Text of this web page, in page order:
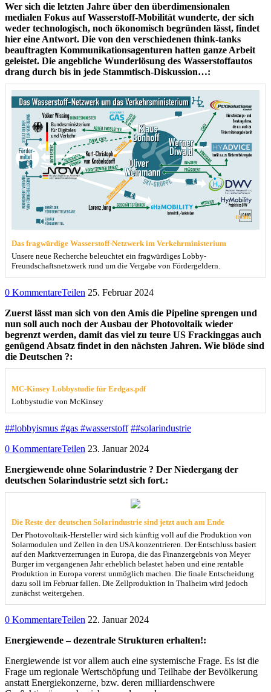
Wer sich die letzten Jahre über den überdimensionalen
medialen Fokus auf Wasserstoff-Mobilität wunderte, der sich
weder technologisch, noch ökonomisch begründen lässt, findet
hier eine Antwort. Die von den verschiedenen think-tanks
beauftragten Kommunikationsagenturen hatten ganze Arbeit
geleistet. Die angebliche Wunderlösung des Wasserstoffautos
drang durch bis in jede Stammtisch-Diskussion…:
Das fragwürdige Wasserstoff-Netzwerk im Verkehrministerium
Unsere neue Recherche beleuchtet ein fragwürdiges Lobby-
Freundschaftsnetzwerk rund um die Vergabe von Fördergeldern.
0 KommentareTeilen 25. Februar 2024
Zuerst lässt man sich von den Amis die Pipeline sprengen und
nun soll auch noch der Ausbau der Photovoltaik wieder
begrenzt werden, damit das viel zu teure US Frackinggas auch
genügend Absatz findet in den nächsten Jahren. Wie blöde sind
die Deutschen ?:
MC-Kinsey Lobbystudie für Erdgas.pdf
Lobbystudie von McKinsey
##lobbyismus #gas #wasserstoff ##solarindustrie
0 KommentareTeilen 23. Januar 2024
Energiewende ohne Solarindustrie ? Der Niedergang der
deutschen Solarindustrie setzt sich fort.:
Die Reste der deutschen Solarindustrie sind jetzt auch am Ende
Der Photovoltaik-Hersteller wird sich künftig voll auf die Produktion von
Solarmodulen und Zellen in den USA konzentrieren. Der Entschluss basiert
auf den Marktverzerrungen in Europa, die das Finanzergebnis von Meyer
Burger im vergangenen Jahr erheblich belastet haben und eine rentable
Produktion in Europa vorerst unmöglich machen. Die finale Entscheidung
dazu soll im Februar fallen. Die Zellproduktion in Thalheim wird jedoch
zunächst weitergehen.
0 KommentareTeilen 22. Januar 2024
Energiewende – dezentrale Strukturen erhalten!:
Energiewende ist vor allem auch eine systemische Frage. Es ist die
Frage um regionale Wertschöpfung und Teilhabe der Bevölkerung
anstatt Energiekonzerne, bzw. deren milliardenschwere